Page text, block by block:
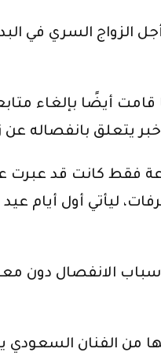
السري في
أيضًا بإلغاء
يتعلق بانفصاله عن
الأكثر أثارة للجدل كانت أن ليلى قبل
الانفصال دون